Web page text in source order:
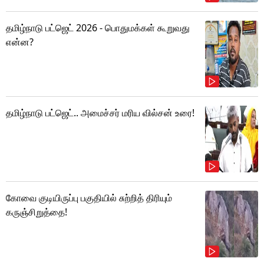
தமிழ்நாடு பட்ஜெட் 2026 - பொதுமக்கள் கூறுவது
என்ன?
தமிழ்நாடு பட்ஜெட்.. அமைச்சர் மரிய வில்சன் உரை!
கோவை குடியிருப்பு பகுதியில் சுற்றித் திரியும்
கருஞ்சிறுத்தை!